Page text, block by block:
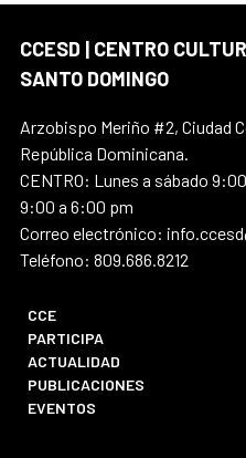
CCESD | CENTRO
SANTO DOMINGO
Arzobispo Meriño #2, Ciudad
República Dominicana.
CENTRO: Lunes a sábado
9:00 a 6:00 pm
Correo electrónico:
Teléfono: 809.686.8212
CCE
PARTICIPA
ACTUALIDAD
PUBLICACIONES
EVENTOS